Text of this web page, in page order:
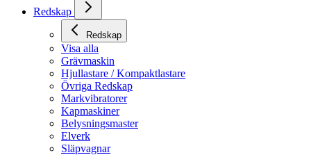
Redskap
Redskap
Visa alla
Grävmaskin
Hjullastare / Kompaktlastare
Övriga Redskap
Markvibratorer
Kapmaskiner
Belysningsmaster
Elverk
Släpvagnar